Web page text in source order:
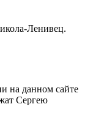
Ленивец.
на данном сайте
Сергею